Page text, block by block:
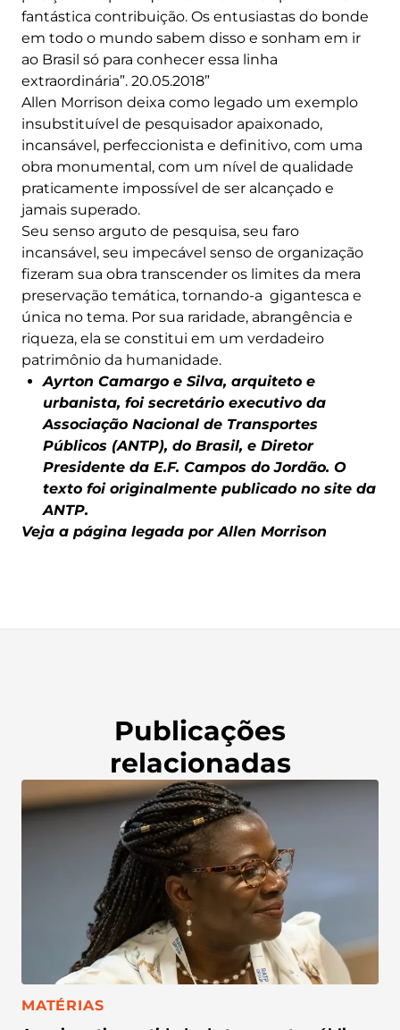
fantástica contribuição. Os entusiastas do bonde
em todo o mundo sabem disso e sonham em ir
ao Brasil só para conhecer essa linha
extraordinária”. 20.05.2018”
Allen Morrison deixa como legado um exemplo
insubstituível de pesquisador apaixonado,
incansável, perfeccionista e definitivo, com uma
obra monumental, com um nível de qualidade
praticamente impossível de ser alcançado e
jamais superado.
Seu senso arguto de pesquisa, seu faro
incansável, seu impecável senso de organização
fizeram sua obra transcender os limites da mera
preservação temática, tornando-a gigantesca e
única no tema. Por sua raridade, abrangência e
riqueza, ela se constitui em um verdadeiro
patrimônio da humanidade.
Ayrton Camargo e Silva, arquiteto e
urbanista, foi secretário executivo da
Associação Nacional de Transportes
Públicos (ANTP), do Brasil, e Diretor
Presidente da E.F. Campos do Jordão. O
texto foi originalmente publicado no site da
ANTP.
Veja a página legada por Allen Morrison
Publicações
relacionadas
CATEGORIA:
MATÉRIAS